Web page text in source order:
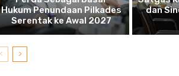
Hukum Penundaan Pilkades
Serentak ke Awal 2027
dan